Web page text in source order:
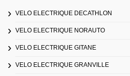
VELO ELECTRIQUE DECATHLON
VELO ELECTRIQUE NORAUTO
VELO ELECTRIQUE GITANE
VELO ELECTRIQUE GRANVILLE